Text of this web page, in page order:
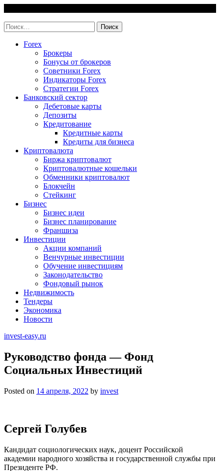
content
Найти:
Forex
Брокеры
Бонусы от брокеров
Советники Forex
Индикаторы Forex
Стратегии Forex
Банковский сектор
Дебетовые карты
Депозиты
Кредитование
Кредитные карты
Кредиты для бизнеса
Криптовалюта
Биржа криптовалют
Криптовалютные кошельки
Обменники криптовалют
Блокчейн
Стейкинг
Бизнес
Бизнес идеи
Бизнес планирование
Франшиза
Инвестиции
Акции компаний
Венчурные инвестиции
Обучение инвестициям
Законодательство
Фондовый рынок
Недвижимость
Тендеры
Экономика
Новости
invest-easy.ru
Руководство фонда — Фонд
Социальных Инвестиций
Posted on 14 апреля, 2022 by invest
Сергей Голубев
Кандидат социологических наук, доцент Российской
академии народного хозяйства и государственной службы при
Президенте РФ.